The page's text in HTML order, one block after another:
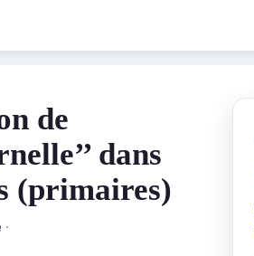
de
dans
(primaires)
·